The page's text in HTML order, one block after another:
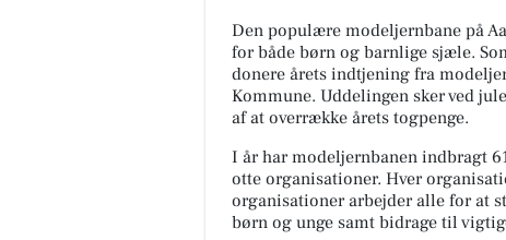
Den populære modeljernbane på
for både børn og barnlige sjæle.
donere årets indtjening fra
Kommune. Uddelingen sker ved
af at overrække årets togpenge.
I år har modeljernbanen indbragt
otte organisationer. Hver
organisationer arbejder alle for at
børn og unge samt bidrage til